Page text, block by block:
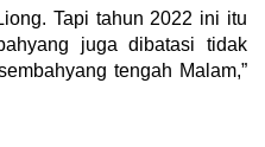
Tapi tahun 2022 ini itu
juga dibatasi tidak
tengah Malam,”